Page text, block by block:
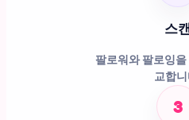
스
팔로워와 팔로잉을
교합
3